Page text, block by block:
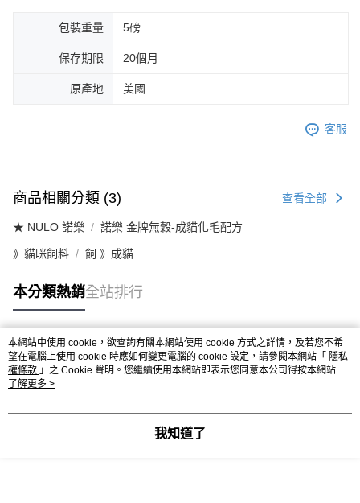
包裝重量 5磅
保存期限 20個月
原產地 美國
客服
商品相關分類 (3) 查看全部
★ NULO 諾樂 諾樂 金牌無穀-成貓化毛配方
》貓咪飼料 飼 》成貓
本分類熱銷全站排行
熱門標籤
本網站中使用 cookie，欲查詢有關本網站使用 cookie 方式之詳情，及若您不希
望在電腦上使用 cookie 時應如何變更電腦的 cookie 設定，請參閱本網站「 隱私
權條款 」之 Cookie 聲明。您繼續使用本網站即表示您同意本公司得按本網站使
用條款之 Cookie 聲明使用 cookie。
了解更多 >
我知道了